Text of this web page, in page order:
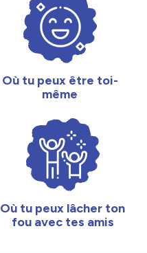
Où tu peux être toi-
même
Où tu peux lâcher ton
fou avec tes amis